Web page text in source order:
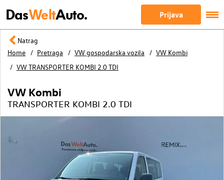
DasWeltAuto. Prijava
Natrag
Home
Pretraga VW gospodarska vozila
VW Kombi
VW TRANSPORTER KOMBI 2.0 TDI
VW Kombi
TRANSPORTER KOMBI 2.0 TDI